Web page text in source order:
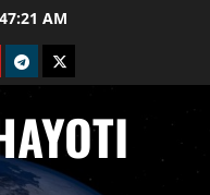
AM
telegram+
Twitter